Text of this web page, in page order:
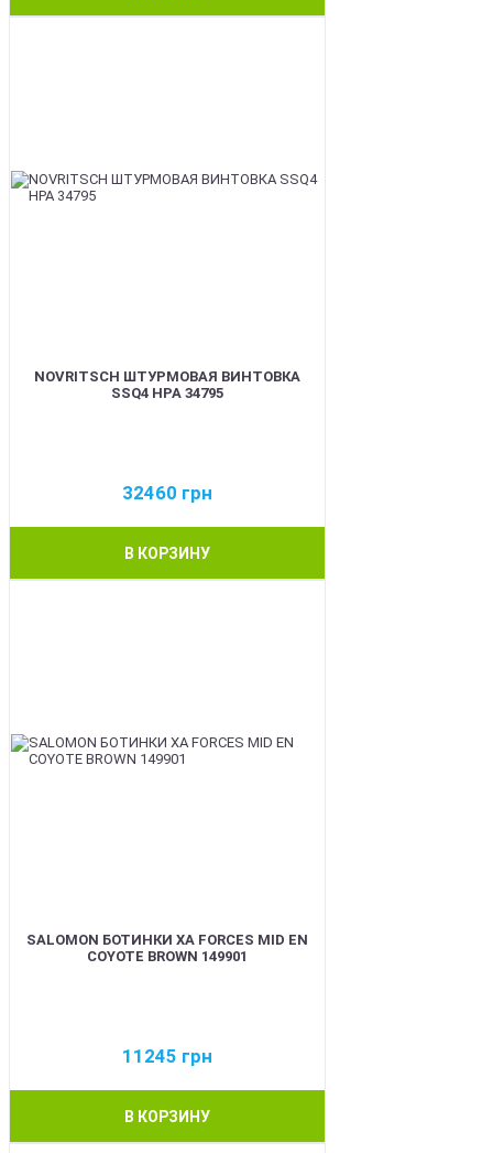
NOVRITSCH ШТУРМОВАЯ ВИНТОВКА
SSQ4 HPA 34795
32460 грн
В КОРЗИНУ
SALOMON БОТИНКИ XA FORCES MID EN
COYOTE BROWN 149901
11245 грн
В КОРЗИНУ